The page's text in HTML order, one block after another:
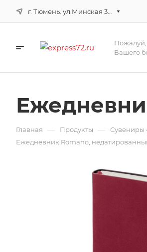
Вашего
Главная — Продукты — Сувениры
Ежедневник Romano,